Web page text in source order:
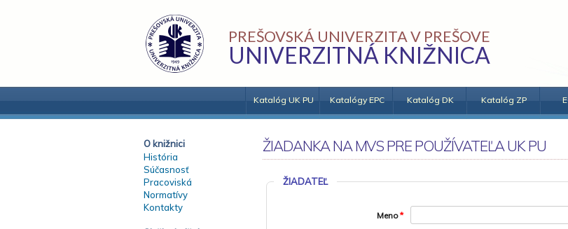
PREŠOVSKÁ UNIVERZITA V PREŠOVE
UNIVERZITNÁ KNIŽNICA
Katalóg UK PU Katalógy EPC Katalóg DK Katalóg ZP
O knižnici
História
Súčasnosť
Pracoviská
Normatívy
Kontakty
ŽIADANKA NA MVS PRE POUŽÍVATEĽA UK PU
ŽIADATEĽ
Meno*